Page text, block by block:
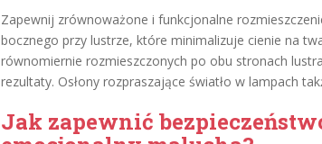
Zapewnij zrównoważone i funkcjonalne
bocznego przy lustrze, które minimalizuje cienie na
równomiernie rozmieszczonych po obu stronach
rezultaty. Osłony rozpraszające światło w lampach
Jak zapewnić